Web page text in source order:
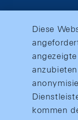
Diese
kommen